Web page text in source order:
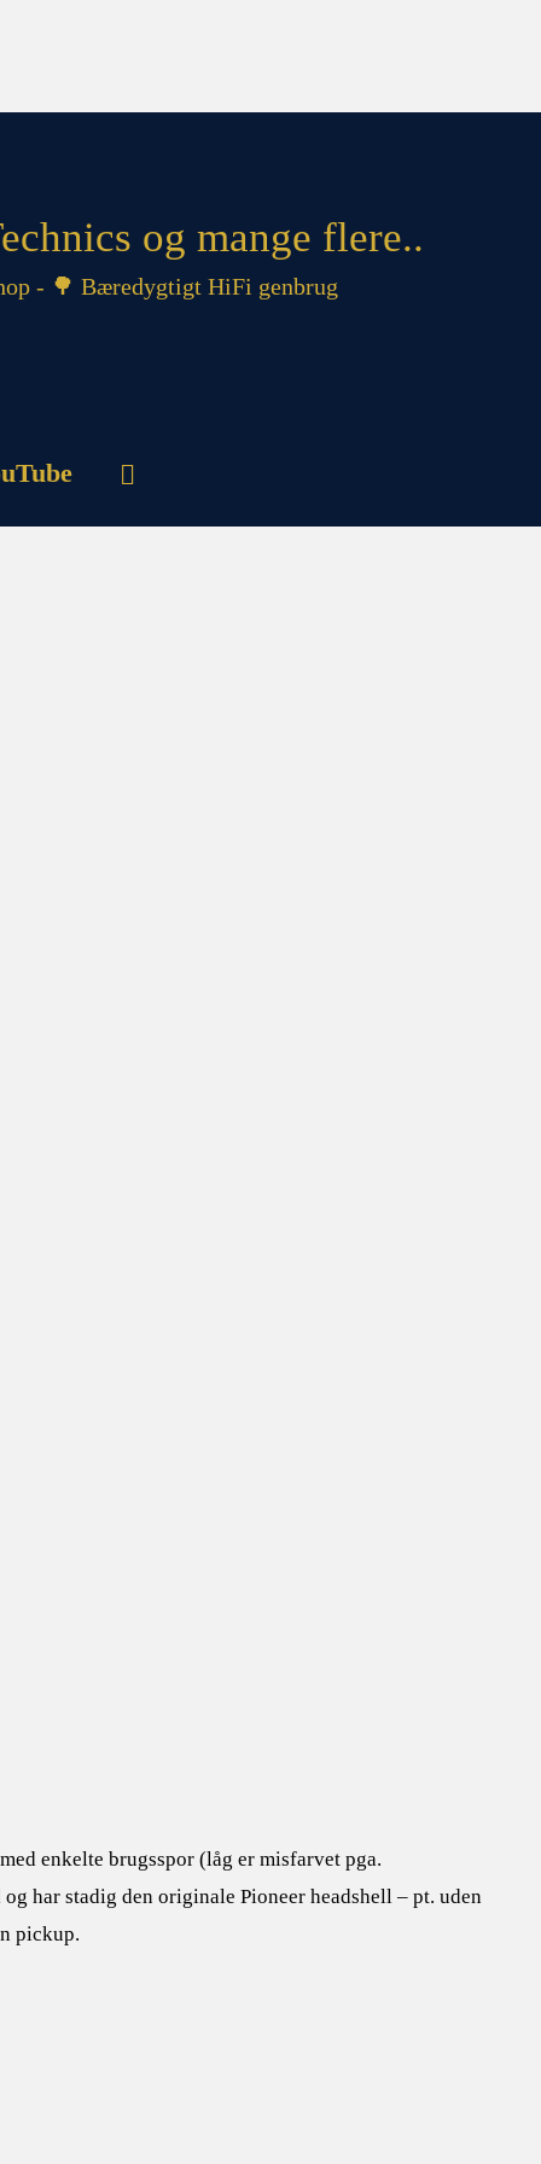
og mange flere..
- 🌳 Bæredygtigt HiFi genbrug
enkelte brugsspor (låg er misfarvet pga.
har stadig den originale Pioneer headshell – pt. uden
pickup.